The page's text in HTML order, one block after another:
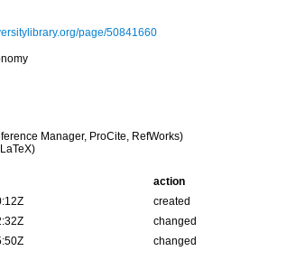
page/50841660
Manager, ProCite, RefWorks)
action
created
changed
changed